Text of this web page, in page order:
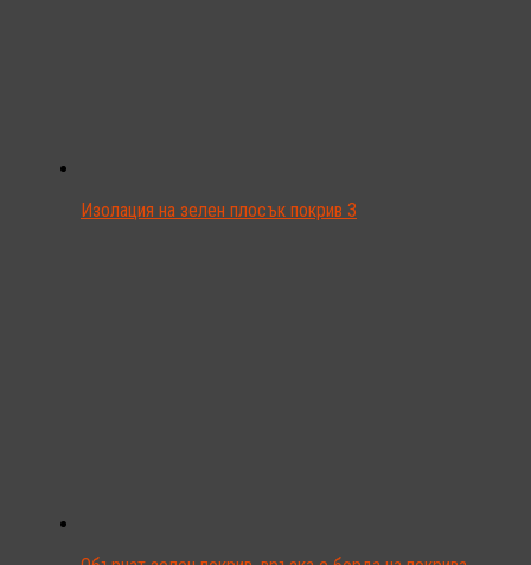
Изолация на зелен плосък покрив 3